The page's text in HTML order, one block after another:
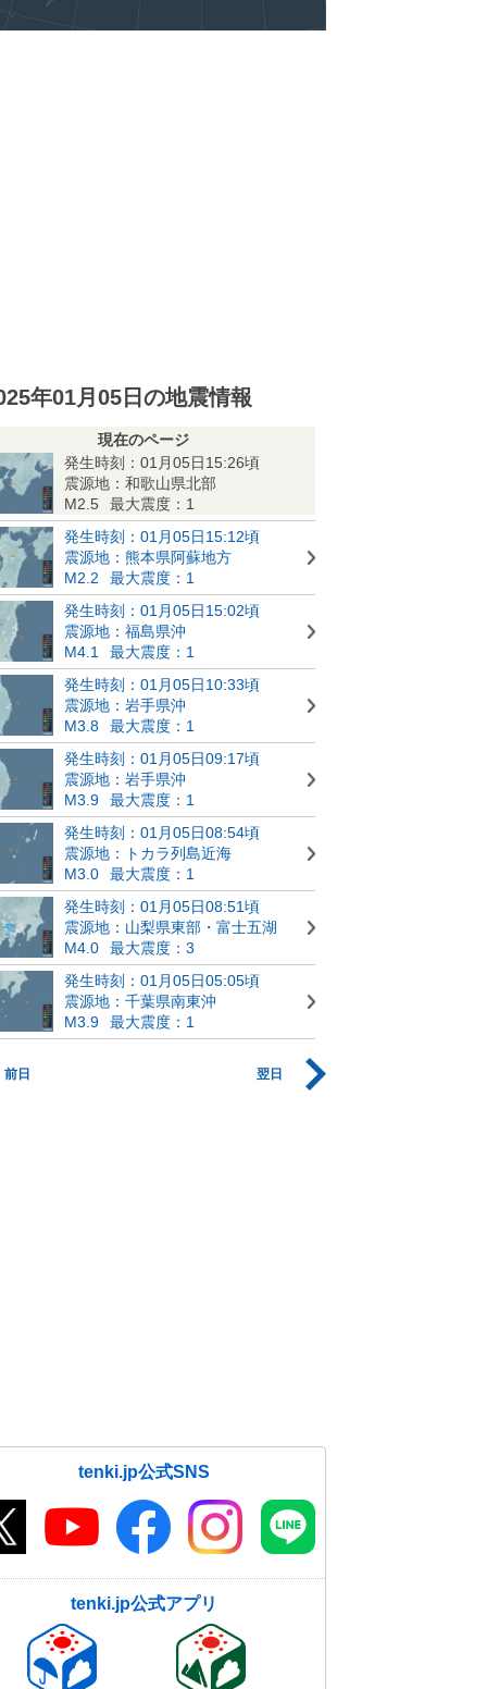
年01月05日の地震情報
現在のページ
発生時刻：01月05日15:26頃
震源地：和歌山県北部
M2.5
最大震度：1
発生時刻：01月05日15:12頃
震源地：熊本県阿蘇地方
M2.2
最大震度：1
発生時刻：01月05日15:02頃
震源地：福島県沖
M4.1
最大震度：1
発生時刻：01月05日10:33頃
震源地：岩手県沖
M3.8
最大震度：1
発生時刻：01月05日09:17頃
震源地：岩手県沖
M3.9
最大震度：1
発生時刻：01月05日08:54頃
震源地：トカラ列島近海
M3.0
最大震度：1
発生時刻：01月05日08:51頃
震源地：山梨県東部・富士五湖
M4.0
最大震度：3
発生時刻：01月05日05:05頃
震源地：千葉県南東沖
M3.9
最大震度：1
前日 翌日
tenki.jp公式SNS
tenki.jp公式アプリ